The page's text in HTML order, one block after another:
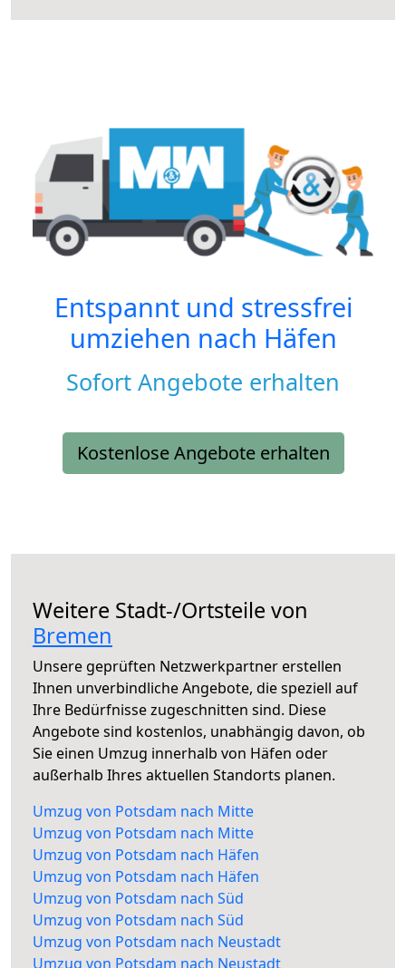
Entspannt und stressfrei
umziehen nach Häfen
Sofort Angebote erhalten
Kostenlose Angebote erhalten
Weitere Stadt-/Ortsteile von
Bremen
Unsere geprüften Netzwerkpartner erstellen
Ihnen unverbindliche Angebote, die speziell auf
Ihre Bedürfnisse zugeschnitten sind. Diese
Angebote sind kostenlos, unabhängig davon, ob
Sie einen Umzug innerhalb von Häfen oder
außerhalb Ihres aktuellen Standorts planen.
Umzug von Potsdam nach Mitte
Umzug von Potsdam nach Mitte
Umzug von Potsdam nach Häfen
Umzug von Potsdam nach Häfen
Umzug von Potsdam nach Süd
Umzug von Potsdam nach Süd
Umzug von Potsdam nach Neustadt
Umzug von Potsdam nach Neustadt